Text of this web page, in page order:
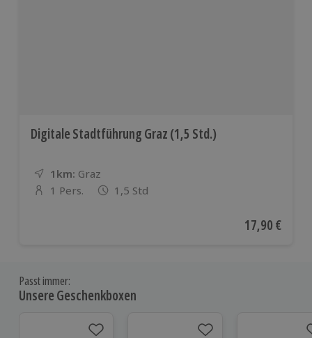
Digitale Stadtführung Graz (1,5 Std.)
1km: Entfernung
Standort
Graz
Anzahl der Teilnehmer
1 Pers. 1,5 Std
Aktueller
17,90 €
Passt immer:
Unsere Geschenkboxen